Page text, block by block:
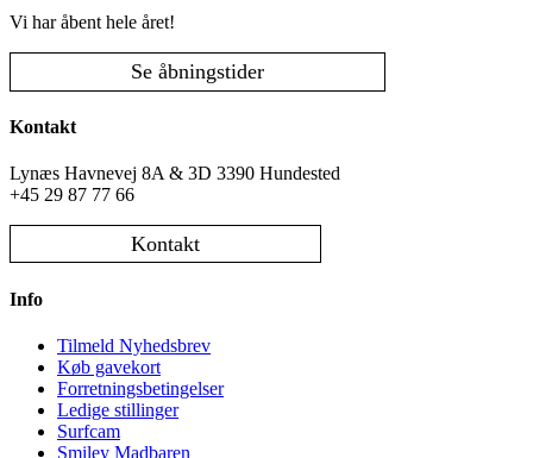
Vi har åbent hele året!
Se åbningstider
Kontakt
Lynæs Havnevej 8A & 3D 3390 Hundested
+45 29 87 77 66
Kontakt
Info
Tilmeld Nyhedsbrev
Køb gavekort
Forretningsbetingelser
Ledige stillinger
Surfcam
Smiley Madbaren